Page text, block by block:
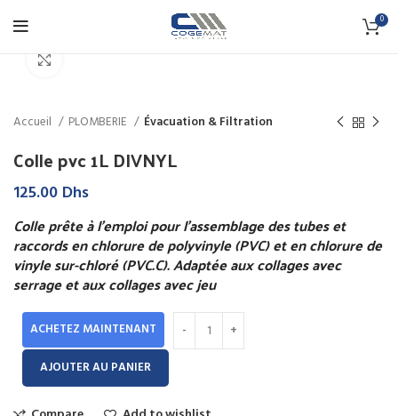
0
Accueil PLOMBERIE Évacuation & Filtration
Colle pvc 1L DIVNYL
125.00 Dhs
Colle prête à l’emploi pour l’assemblage des tubes et
raccords en chlorure de polyvinyle (PVC) et en chlorure de
vinyle sur-chloré (PVC.C). Adaptée aux collages avec
serrage et aux collages avec jeu
ACHETEZ MAINTENANT
AJOUTER AU PANIER